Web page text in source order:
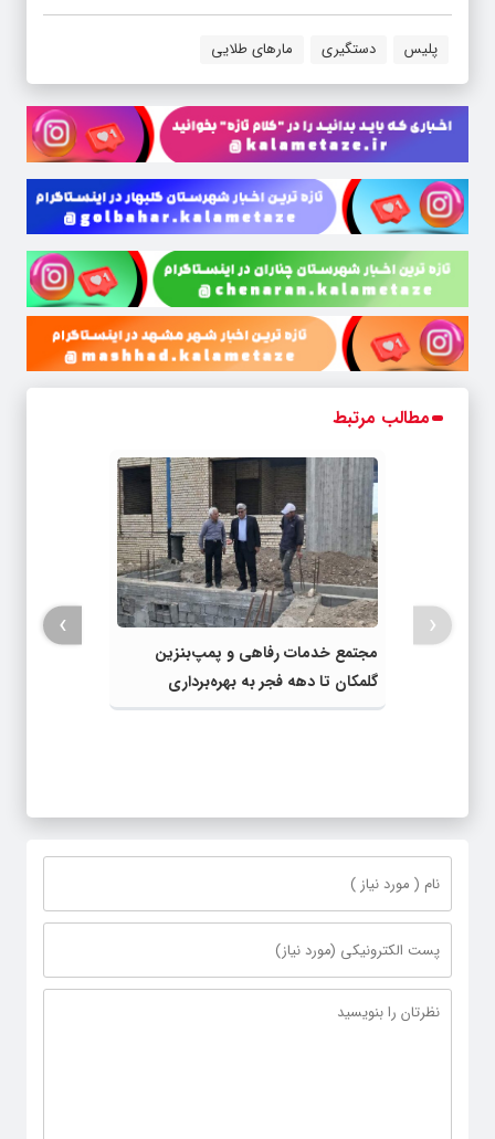
پلیس دستگیری مارهای طلایی
مطالب مرتبط
مجتمع خدمات رفاهی و پمپ‌بنزین
گلمکان تا دهه فجر به بهره‌برداری
می‌رسد
‹
›